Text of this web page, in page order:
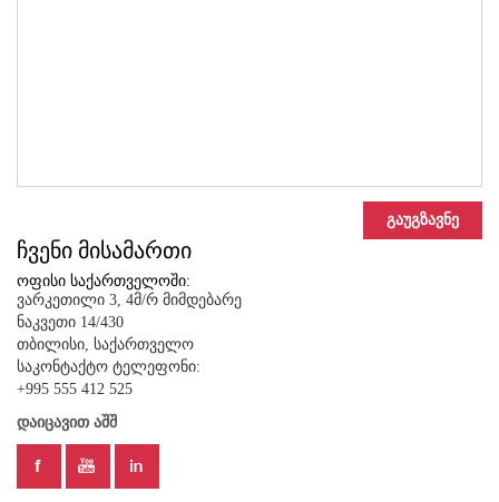
Ჩვენი Მისამართი
ოფისი საქართველოში:
ვარკეთილი 3, 4მ/რ მიმდებარე
ნაკვეთი 14/430
თბილისი, საქართველო
საკონტაქტო ტელეფონი:
+995 555 412 525
Დაიცავით Აშშ